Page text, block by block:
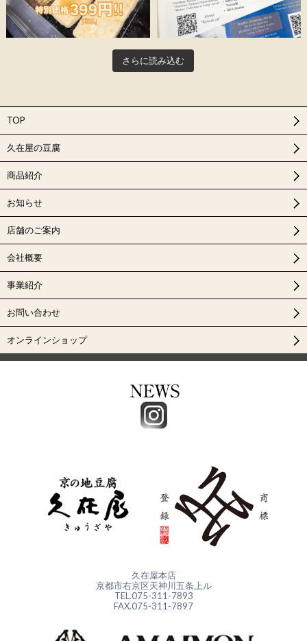
さらに読み込む
TOP
久在屋の豆腐
商品紹介
お知らせ
店舗のご案内
会社概要
事業紹介
お問い合わせ
オンラインショップ
久在屋本店
京都市右京区天神川五条上ル
TEL.075-311-7893
FAX.075-311-7897